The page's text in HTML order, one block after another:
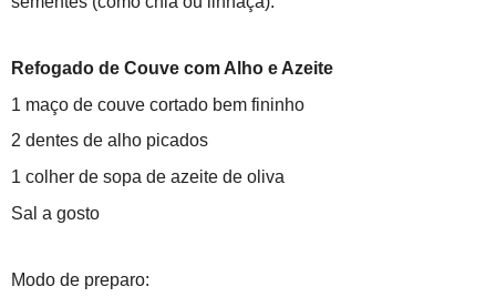
Refogado de Couve com Alho e Azeite
1 maço de couve cortado bem fininho
2 dentes de alho picados
1 colher de sopa de azeite de oliva
Sal a gosto
Modo de preparo: